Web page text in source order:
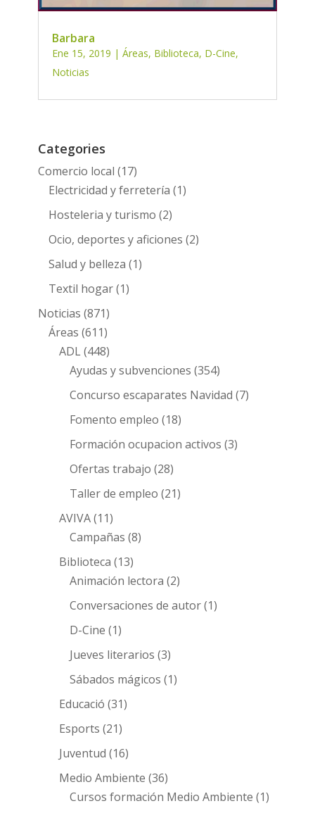
Barbara
Ene 15, 2019 | Áreas, Biblioteca, D-Cine,
Noticias
Categories
Comercio local (17)
Electricidad y ferretería (1)
Hosteleria y turismo (2)
Ocio, deportes y aficiones (2)
Salud y belleza (1)
Textil hogar(1)
Noticias (871)
Áreas (611)
ADL(448)
Ayudas y subvenciones (354)
Concurso escaparates Navidad (7)
Fomento empleo (18)
Formación ocupacion activos (3)
Ofertas trabajo (28)
Taller de empleo (21)
AVIVA(11)
Campañas (8)
Biblioteca (13)
Animación lectora (2)
Conversaciones de autor(1)
D-Cine (1)
Jueves literarios (3)
Sábados mágicos (1)
Educació (31)
Esports (21)
Juventud (16)
Medio Ambiente (36)
Cursos formación Medio Ambiente (1)